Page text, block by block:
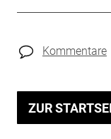
Kommentare
ZUR